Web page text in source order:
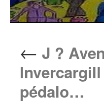
← J ?
pédalo…